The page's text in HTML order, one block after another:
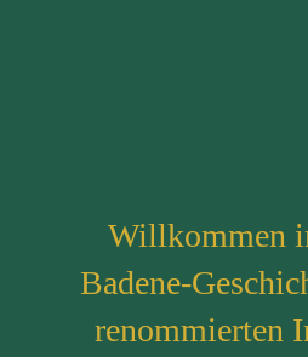
Willkommen
Badene-
renommierten